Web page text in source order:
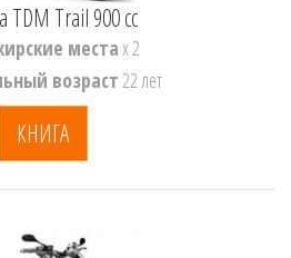
TDM Trail 900 cc
местаx 2
возраст22 лет
КНИГА